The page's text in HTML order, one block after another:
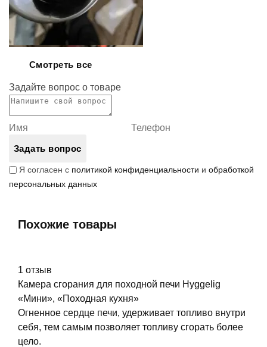
Смотреть все
Задайте вопрос о товаре
Задать вопрос
Я согласен с политикой конфиденциальности и обработкой
персональных данных
Похожие товары
1 отзыв
Камера сгорания для походной печи Hyggelig
«Мини», «Походная кухня»
Огненное сердце печи, удерживает топливо внутри
себя, тем самым позволяет топливу сгорать более
цело.